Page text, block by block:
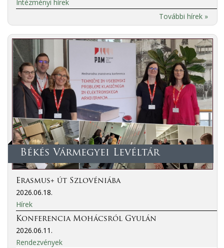
Intézményi hírek
További hírek »
Békés Vármegyei Levéltár
Erasmus+ út Szlovéniába
2026.06.18.
Hírek
Konferencia Mohácsról Gyulán
2026.06.11.
Rendezvények